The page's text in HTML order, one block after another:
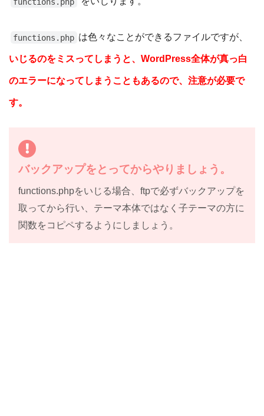
functions.php は色々なことができるファイルですが、
いじるのをミスってしまうと、WordPress全体が真っ白
のエラーになってしまうこともあるので、注意が必要で
す。
バックアップをとってからやりましょう。
functions.phpをいじる場合、ftpで必ずバックアップを
取ってから行い、テーマ本体ではなく子テーマの方に
関数をコピペするようにしましょう。